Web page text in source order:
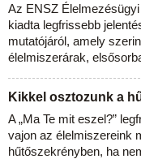
Az ENSZ
kiadta legfrissebb
mutatójáról, amely
élelmiszerárak,
Kikkel osztozunk a
A „Ma Te mit eszel?”
vajon az élelmiszereink
hűtőszekrényben, ha